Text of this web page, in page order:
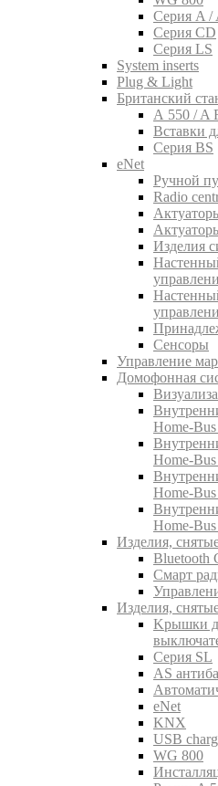
Серия A /
Серия CD
Серия LS
System inserts
Plug & Light
Британский
A 550 / A
Вставки
Серия BS
eNet
Pучной
Radio
Изделия
Сенсоры
Управление
Домофонная
Home-
Home-
Home-
Home-
Изделия,
Bluetooth
Смарт
Изделия,
Kрышки
Серия SL
AS
eNet
KNX
USB
WG 800